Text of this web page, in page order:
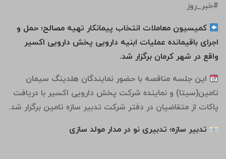
#خبر_روز
کمیسیون معاملات انتخاب پیمانکار تهیه مصالح؛ حمل و
اجرای باقیمانده عملیات ابنیه دارویی پخش دارویی اکسیر
واقع در شهر کرمان برگزار شد.
این جلسه مناقصه با حضور نمایندگان هلدینگ سیمان
تامین(سیتا) و نماینده شرکت پخش دارویی اکسیر با دریافت
پاکات از متقاضیان در دفتر شرکت تدبیر سازه تامین برگزار شد.
تدبیر سازه؛ تدبیری نو در مدار مولد سازی